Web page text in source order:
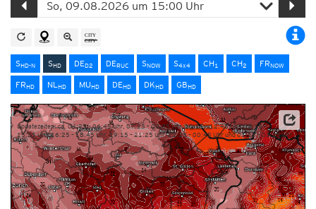
SHD-N SHD DED2 DERUC SNOW S4x4 CH1 CH2 FRNOW
FRHD NLHD MUHD DEHD DKHD GBHD
Updatezeiten: ca. 04:25 – 06:45 Uhr, 07:15 – 09:25 Uhr, 10:25 – 12:45 Uhr, 13:15 –
15:25 Uhr, 16:25 – 18:45 Uhr, 19:15 – 21:25 Uhr, 22:25 – 00:45 Uhr und 01:15 – 03:25 Uhr